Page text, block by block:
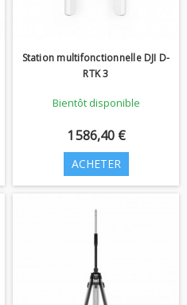
Station multifonctionnelle DJI D-
RTK 3
Bientôt disponible
1 586,40 €
ACHETER